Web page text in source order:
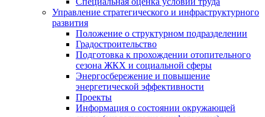
Управление стратегического и инфраструктурного
развития
Положение о структурном подразделении
Градостроительство
Подготовка к прохождении отопительного
сезона ЖКХ и социальной сферы
Энергосбережение и повышение
энергетической эффективности
Проекты
Информация о состоянии окружающей